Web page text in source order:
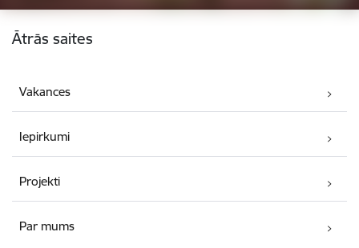
Kājene
Ātrās saites
Vakances
Iepirkumi
Projekti
Par mums